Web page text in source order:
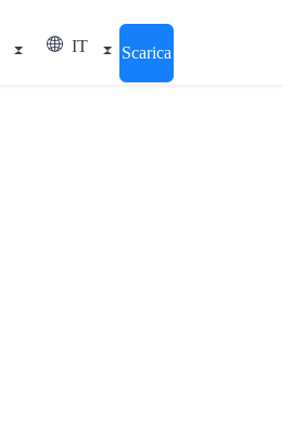
IT Scarica